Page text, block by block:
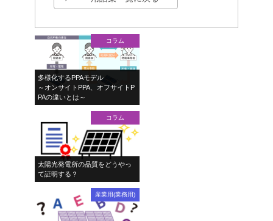
コラム
多様化するPPAモデル
～オンサイトPPA、オフサイトP
PAの違いとは～
コラム
太陽光発電所の品質をどうやっ
て証明する？
産業用(業務用)